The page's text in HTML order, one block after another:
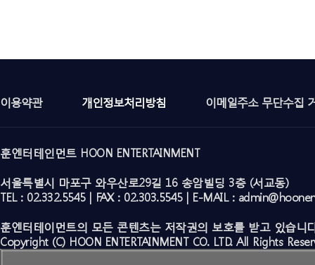
이용약관 개인정보처리방침 이메일주소 무단수집
훈엔터테인먼트 HOON ENTERTAINMENT
서울특별시 마포구 와우산로29길 16 송암빌딩 3층 (서교동)
TEL : 02.332.5545 | FAX : 02.303.5545 | E-MAIL :
훈엔터테이먼트의 모든 콘텐츠는 저작권의 보호를 받고 있습니
Copyright (C) HOON ENTERTAINMENT CO. LTD. All Rights